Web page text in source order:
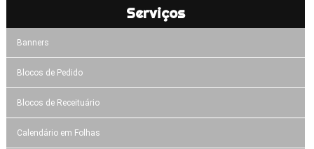
Serviços
Banners
Blocos de Pedido
Blocos de Receituário
Calendário em Folhas